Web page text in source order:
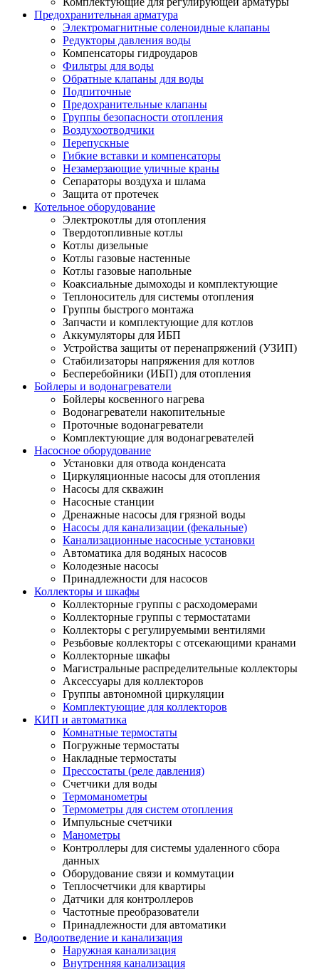
Предохранительная арматура
Электромагнитные соленоидные клапаны
Редукторы давления воды
Компенсаторы гидроударов
Фильтры для воды
Обратные клапаны для воды
Подпиточные
Предохранительные клапаны
Группы безопасности отопления
Воздухоотводчики
Перепускные
Гибкие вставки и компенсаторы
Незамерзающие уличные краны
Сепараторы воздуха и шлама
Защита от протечек
Котельное оборудование
Электрокотлы для отопления
Твердотопливные котлы
Котлы дизельные
Котлы газовые настенные
Котлы газовые напольные
Коаксиальные дымоходы и комплектующие
Теплоноситель для системы отопления
Группы быстрого монтажа
Запчасти и комплектующие для котлов
Аккумуляторы для ИБП
Устройства защиты от перенапряжений (УЗИП)
Стабилизаторы напряжения для котлов
Бесперебойники (ИБП) для отопления
Бойлеры и водонагреватели
Бойлеры косвенного нагрева
Водонагреватели накопительные
Проточные водонагреватели
Комплектующие для водонагревателей
Насосное оборудование
Установки для отвода конденсата
Циркуляционные насосы для отопления
Насосы для скважин
Насосные станции
Дренажные насосы для грязной воды
Насосы для канализации (фекальные)
Канализационные насосные установки
Автоматика для водяных насосов
Колодезные насосы
Принадлежности для насосов
Коллекторы и шкафы
Коллекторные группы с расходомерами
Коллекторные группы с термостатами
Коллекторы с регулируемыми вентилями
Резьбовые коллекторы с отсекающими кранами
Коллекторные шкафы
Магистральные распределительные коллекторы
Аксессуары для коллекторов
Группы автономной циркуляции
Комплектующие для коллекторов
КИП и автоматика
Комнатные термостаты
Погружные термостаты
Накладные термостаты
Прессостаты (реле давления)
Счетчики для воды
Термоманометры
Термометры для систем отопления
Импульсные счетчики
Манометры
Контроллеры для системы удаленного сбора
данных
Оборудование связи и коммутации
Теплосчетчики для квартиры
Датчики для контроллеров
Частотные преобразователи
Принадлежности для автоматики
Водоотведение и канализация
Наружная канализация
Внутренняя канализация